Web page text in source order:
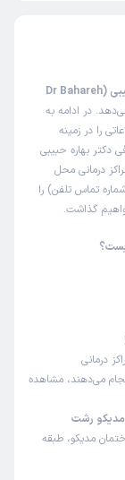
این صفحه مثل سایت نوبت‌دهی اینترنتی دکتر بهاره حبیبی (Dr Bahareh
در ادامه به
را در زمینه
دکتر بهاره حبیبی
درمانی محل
تماس تلفن) را
گذاشت.
درمانی
می‌دهند، مشاهده
مدیکو رشت
مدیکو، طبقه